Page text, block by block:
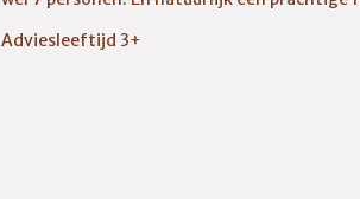
Adviesleeftijd 3+